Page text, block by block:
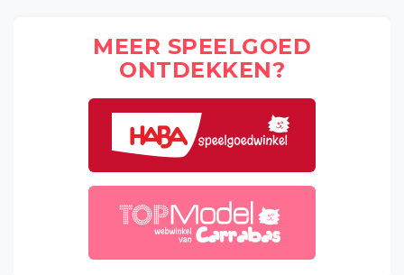
MEER SPEELGOED
ONTDEKKEN?